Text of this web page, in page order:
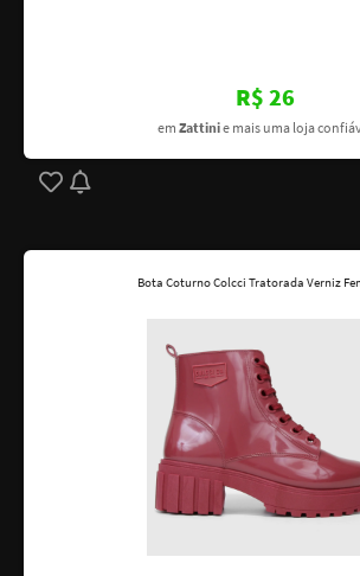
R$ 26
em Zattinie mais uma loja
Bota Coturno Colcci Tratorada Verniz